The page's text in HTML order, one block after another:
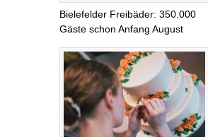
Bielefelder Freibäder: 350.000
Gäste schon Anfang August